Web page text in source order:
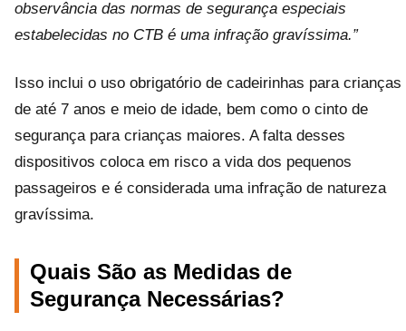
observância das normas de segurança especiais
estabelecidas no CTB é uma infração gravíssima.”
Isso inclui o uso obrigatório de cadeirinhas para crianças
de até 7 anos e meio de idade, bem como o cinto de
segurança para crianças maiores. A falta desses
dispositivos coloca em risco a vida dos pequenos
passageiros e é considerada uma infração de natureza
gravíssima.
Quais São as Medidas de
Segurança Necessárias?